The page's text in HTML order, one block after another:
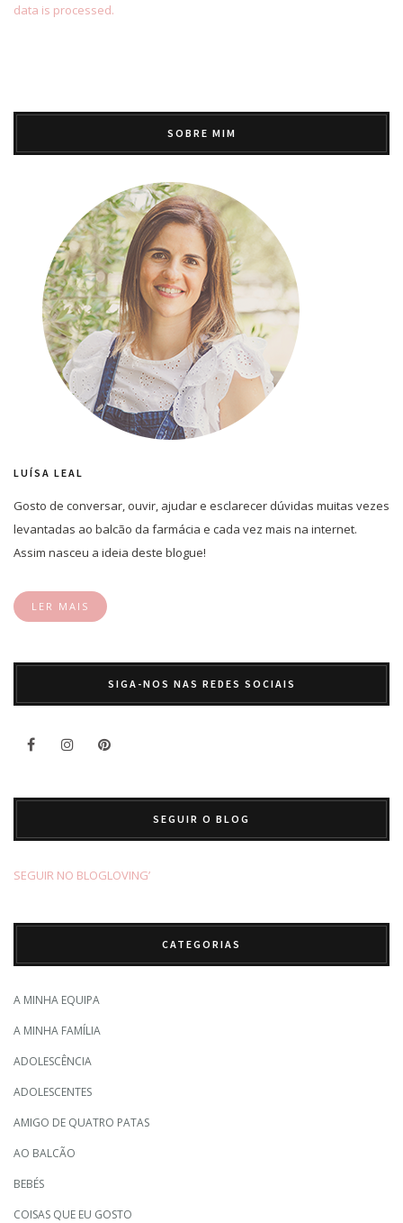
data is processed.
SOBRE MIM
LUÍSA LEAL
Gosto de conversar, ouvir, ajudar e esclarecer dúvidas muitas vezes
levantadas ao balcão da farmácia e cada vez mais na internet.
Assim nasceu a ideia deste blogue!
LER MAIS
SIGA-NOS NAS REDES SOCIAIS
SEGUIR O BLOG
SEGUIR NO BLOGLOVING’
CATEGORIAS
A MINHA EQUIPA
A MINHA FAMÍLIA
ADOLESCÊNCIA
ADOLESCENTES
AMIGO DE QUATRO PATAS
AO BALCÃO
BEBÉS
COISAS QUE EU GOSTO